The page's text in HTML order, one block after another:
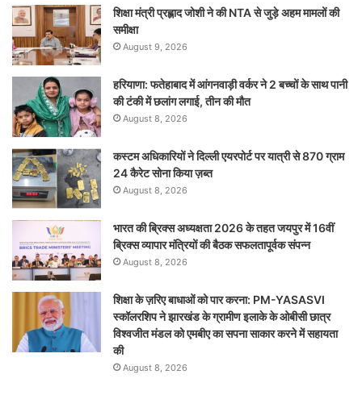
शिक्षा मंत्री प्रह्लाद जोशी ने की NTA से जुड़े अहम मामलों की
समीक्षा
August 9, 2026
हरियाणा: फतेहाबाद में आंगनवाड़ी वर्कर ने 2 बच्चों के साथ पानी
की टंकी में छलांग लगाई, तीन की मौत
August 8, 2026
कस्टम अधिकारियों ने दिल्ली एयरपोर्ट पर यात्री से 870 ग्राम
24 कैरेट सोना किया ज़ब्त
August 8, 2026
भारत की ब्रिक्‍स अध्यक्षता 2026 के तहत जयपुर में 16वीं
ब्रिक्‍स व्यापार मंत्रियों की बैठक सफलतापूर्वक संपन्न
August 8, 2026
शिक्षा के ज़रिए बाधाओं को पार करना: PM-YASASVI
स्कॉलरशिप ने झारखंड के ग्रामीण इलाके के ओबीसी छात्र
विश्वजीत मंडल को एमबीए का सपना साकार करने में सहायता
की
August 8, 2026